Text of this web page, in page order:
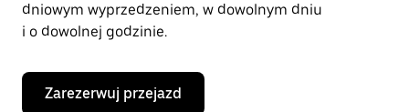
dniowym wyprzedzeniem, w dowolnym dniu
i o dowolnej godzinie.
Zarezerwuj przejazd